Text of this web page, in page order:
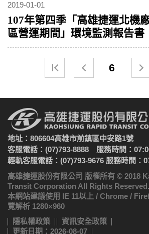
2019-01-01
107年第四季「高雄捷運北機
區營運期間」環境監測報告書
6
地址：806604高雄市前鎮區中安路1號
客服電話：(07)793-8888 服務時間：
輕軌客服電話：(07)793-9676 服務時間：
高雄捷運股份有限公司 版權所有 © 2018
Transit Corporation All Rights Reserved.
本網站建議使用 IE 11以上 / Chrome /
覽解析 1280×960
隱私權政策
資訊安全政策
更新日期：2026-08-07